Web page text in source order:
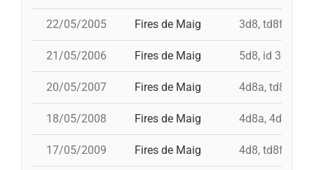
22/05/2005 Fires de Maig 3d8, td8f,
21/05/2006 Fires de Maig 5d8, id 3d9f,
20/05/2007 Fires de Maig 4d8a, td8f,
18/05/2008 Fires de Maig 4d8a, 4d9fc,
17/05/2009 Fires de Maig 4d8, td8f, 3d8,